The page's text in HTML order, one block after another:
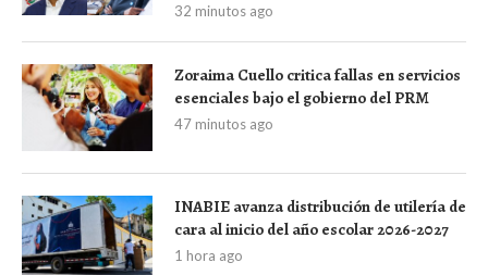
32 minutos ago
Zoraima Cuello critica fallas en servicios
esenciales bajo el gobierno del PRM
47 minutos ago
INABIE avanza distribución de utilería de
cara al inicio del año escolar 2026-2027
1 hora ago